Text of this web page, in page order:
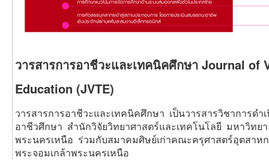
วารสารการอาชีวะและเทคนิคศึกษา Journal of
Education (JVTE)
วารสารการอาชีวะและเทคนิคศึกษา เป็นวารสารวิชาการดำ
อาชีวศึกษา สำนักวิจัยวิทยาศาสตร์และเทคโนโลยี มหาวิทย
พระนครเหนือ ร่วมกับสมาคมศิษย์เก่าคณะครุศาสตร์อุตสาห
พระจอมเกล้าพระนครเหนือ